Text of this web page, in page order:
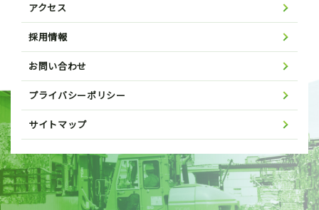
アクセス
採用情報
お問い合わせ
プライバシーポリシー
サイトマップ